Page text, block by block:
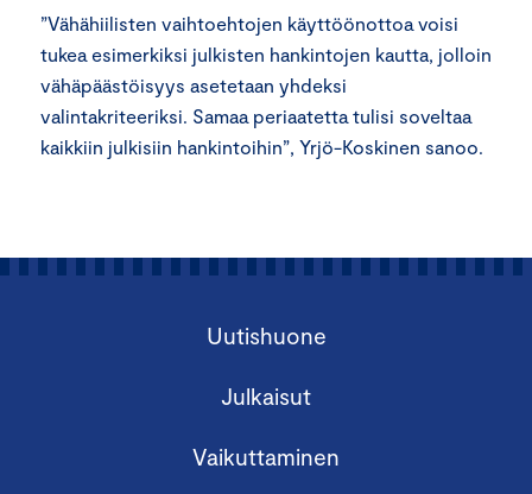
”Vähähiilisten vaihtoehtojen käyttöönottoa voisi
tukea esimerkiksi julkisten hankintojen kautta, jolloin
vähäpäästöisyys asetetaan yhdeksi
valintakriteeriksi. Samaa periaatetta tulisi soveltaa
kaikkiin julkisiin hankintoihin”, Yrjö-Koskinen sanoo.
Uutishuone
Julkaisut
Vaikuttaminen